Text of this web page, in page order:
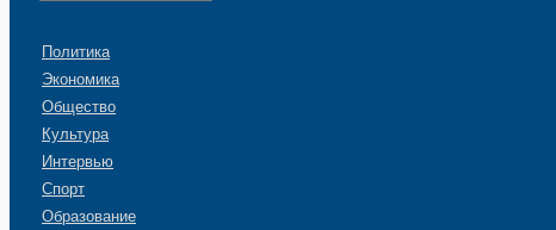
Политика
Экономика
Общество
Культура
Интервью
Спорт
Образование